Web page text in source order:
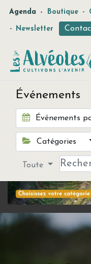
Agenda - Boutique -
- Newsletter
Événements
Événements
Catégories
Toute